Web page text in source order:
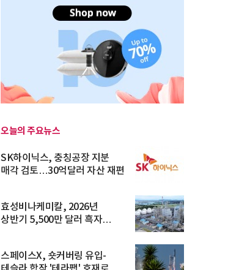
오늘의 주요뉴스
SK하이닉스, 충칭공장 지분
매각 검토…30억달러 자산 재편
효성비나케미칼, 2026년
상반기 5,500만 달러 흑자
스페이스X, 숏커버링 유입-